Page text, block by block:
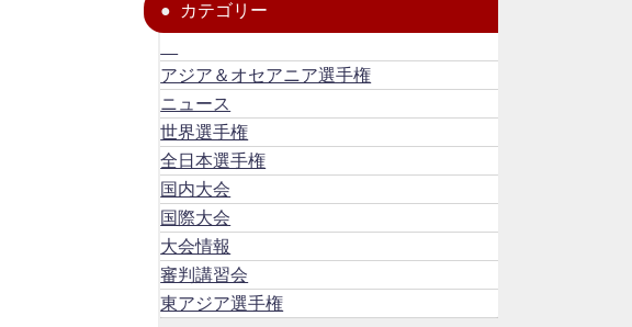
カテゴリー
アジア＆オセアニア選手権
ニュース
世界選手権
全日本選手権
国内大会
国際大会
大会情報
審判講習会
東アジア選手権